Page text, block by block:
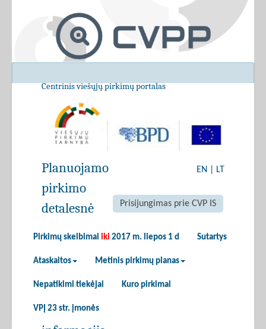
Centrinis viešųjų pirkimų portalas
EN LT
Prisijungimas prie CVP IS
Pirkimų skelbimai iki 2017 m. liepos 1 d Sutartys
Ataskaitos Metinis pirkimų planas
Nepatikimi tiekėjai Kuro pirkimai
VPĮ 23 str. įmonės
Planuojamo
pirkimo
detalesnė